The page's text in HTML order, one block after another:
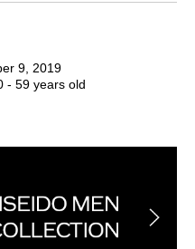
9, 2019
- 59 years old